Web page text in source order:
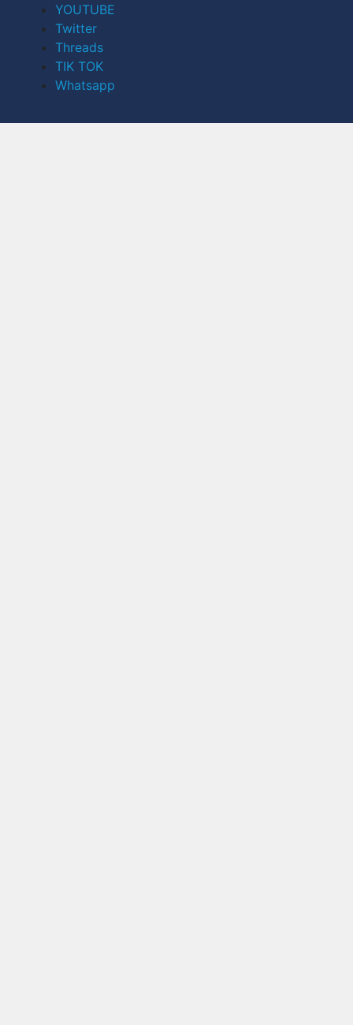
YOUTUBE
Twitter
Threads
TIK TOK
Whatsapp